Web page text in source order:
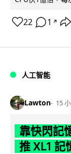
22 1 ↗
人工智能
Lawton 15
靠快閃記
推 XL1 記